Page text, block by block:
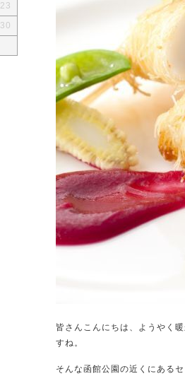
皆さんこんにちは、ようやく
すね。
そんな函館公園の近くにある
23
30